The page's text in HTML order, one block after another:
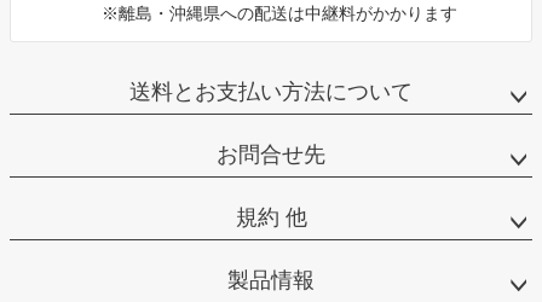
※離島・沖縄県への配送は中継料がかかります
送料とお支払い方法について
お問合せ先
規約 他
製品情報